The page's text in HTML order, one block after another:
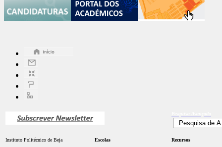
Instituto Politécnico de Beja
Escolas
Recursos